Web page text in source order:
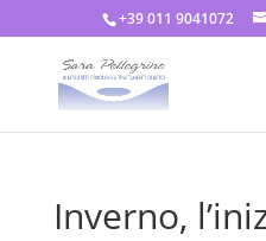
+39 011 9041072
Inverno,